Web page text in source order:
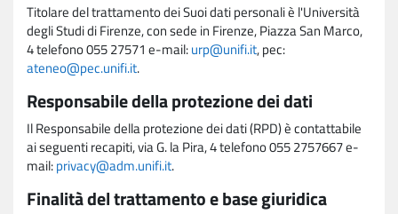
Titolare del trattamento dei Suoi dati personali è l'Università
degli Studi di Firenze, con sede in Firenze, Piazza San Marco,
4 telefono 055 27571 e-mail:urp@unifi.it, pec:
ateneo@pec.unifi.it.
Responsabile della protezione dei dati
Il Responsabile della protezione dei dati (RPD) è contattabile
ai seguenti recapiti, via G. la Pira, 4 telefono 055 2757667 e-
mail:privacy@adm.unifi.it.
Finalità del trattamento e base giuridica